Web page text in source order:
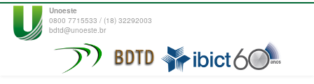
Unoeste
0800 7715533 / (18) 32292003
bdtd@unoeste.br